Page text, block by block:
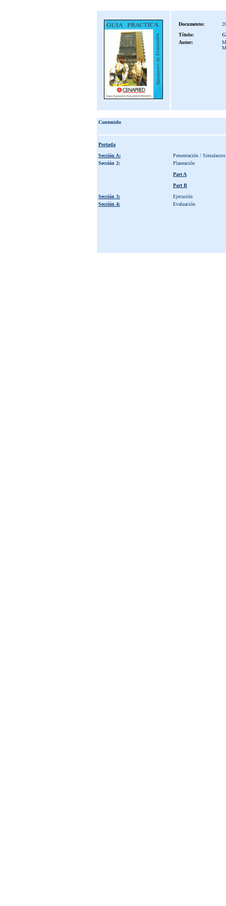
Documento:
Título:
Autor:
Contenido
Portada
Sección A:
Presentación /
Sección 2:
Planeación
Part A
Part B
Sección 3:
Ejecución
Sección 4:
Evaluación